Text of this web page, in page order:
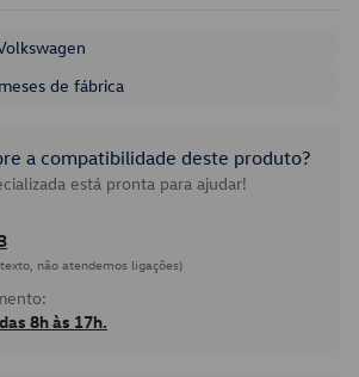
de fábrica
a compatibilidade deste produto?
está pronta para ajudar!
não atendemos ligações)
8h às 17h.